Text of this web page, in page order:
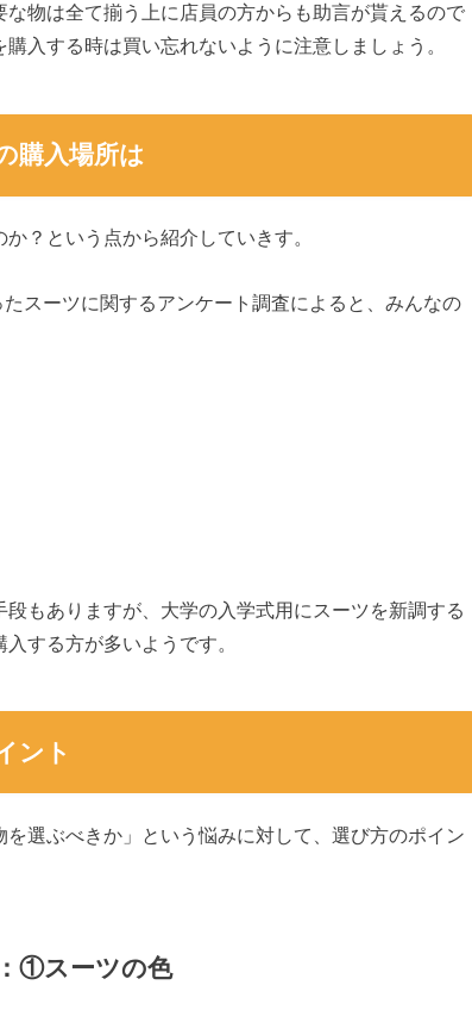
物は全て揃う上に店員の方からも助言が貰えるので
入する時は買い忘れないように注意しましょう。
購入場所は
？という点から紹介していきす。
たスーツに関するアンケート調査によると、みんなの
もありますが、大学の入学式用にスーツを新調する
する方が多いようです。
ント
選ぶべきか」という悩みに対して、選び方のポイン
①スーツの色